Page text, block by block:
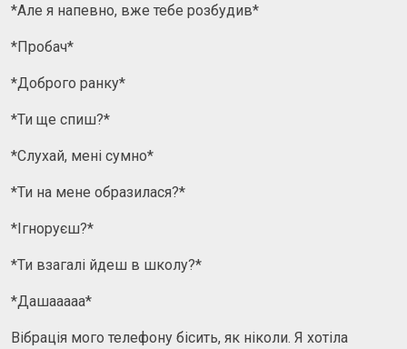
*Але я напевно, вже тебе розбудив*
*Пробач*
*Доброго ранку*
*Ти ще спиш?*
*Слухай, мені сумно*
*Ти на мене образилася?*
*Ігноруєш?*
*Ти взагалі йдеш в школу?*
*Дашааааа*
Вібрація мого телефону бісить, як ніколи. Я хотіла